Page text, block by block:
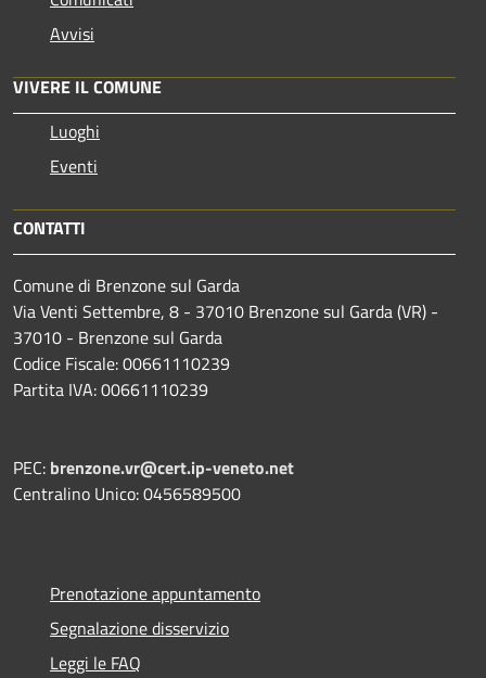
Avvisi
VIVERE IL COMUNE
Luoghi
Eventi
CONTATTI
Comune di Brenzone sul Garda
Via Venti Settembre, 8 - 37010 Brenzone sul Garda (VR) -
37010 - Brenzone sul Garda
Codice Fiscale: 00661110239
Partita IVA: 00661110239
PEC: brenzone.vr@cert.ip-veneto.net
Centralino Unico: 0456589500
Prenotazione appuntamento
Segnalazione disservizio
Leggi le FAQ